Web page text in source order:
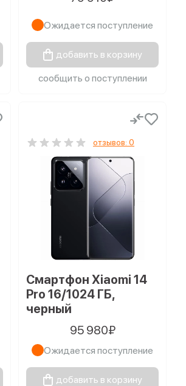
Ожидается поступление
добавить в корзину
сообщить о поступлении
отзывов: 0
Смартфон Xiaomi 14
Pro 16/1024 ГБ,
черный
95 980₽
Ожидается поступление
добавить в корзину